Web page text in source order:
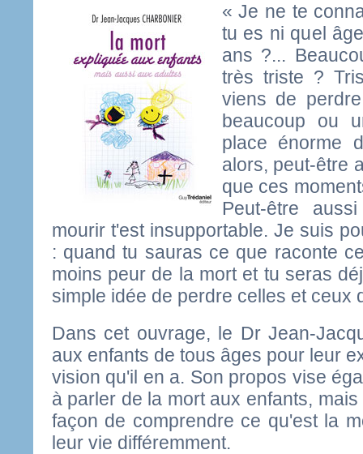
« Je ne te
tu es ni quel
ans ?...
très triste ?
viens de
beaucoup ou
place énorme
alors, peut-être
que ces
Peut-être
mourir t'est insupportable. Je suis
: quand tu sauras ce que raconte
moins peur de la mort et tu seras
simple idée de perdre celles et ceux
Dans cet ouvrage, le Dr Jean-
aux enfants de tous âges pour leur
vision qu'il en a. Son propos vise
à parler de la mort aux enfants,
façon de comprendre ce qu'est la
leur vie différemment.